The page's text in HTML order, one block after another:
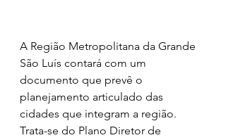
A Região Metropolitana da Grande
São Luís contará com um
documento que prevê o
planejamento articulado das
cidades que integram a região.
Trata-se do Plano Diretor de